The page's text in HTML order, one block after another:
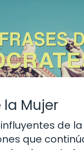
la Mujer
de
que